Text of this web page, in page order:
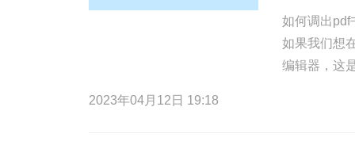
如何调出pdf
如果我们想
编辑器，这
2023年04月12日 19:18